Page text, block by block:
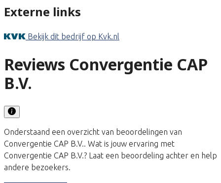
Externe links
Bekijk dit bedrijf op Kvk.nl
Reviews Convergentie CAP
B.V.
Onderstaand een overzicht van beoordelingen van
Convergentie CAP B.V.. Wat is jouw ervaring met
Convergentie CAP B.V.? Laat een beoordeling achter en help
andere bezoekers.